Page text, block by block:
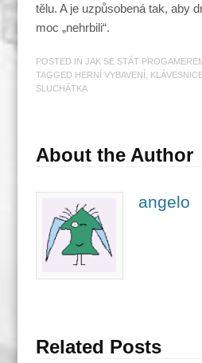
tělu. A je uzpůsobená tak, aby
moc „nehrbili“.
POSTED IN JAK SE STÁT
TAGGED HERNÍ VYBAVENÍ
SLUCHÁTKA
About the Author
angelo
Related Posts